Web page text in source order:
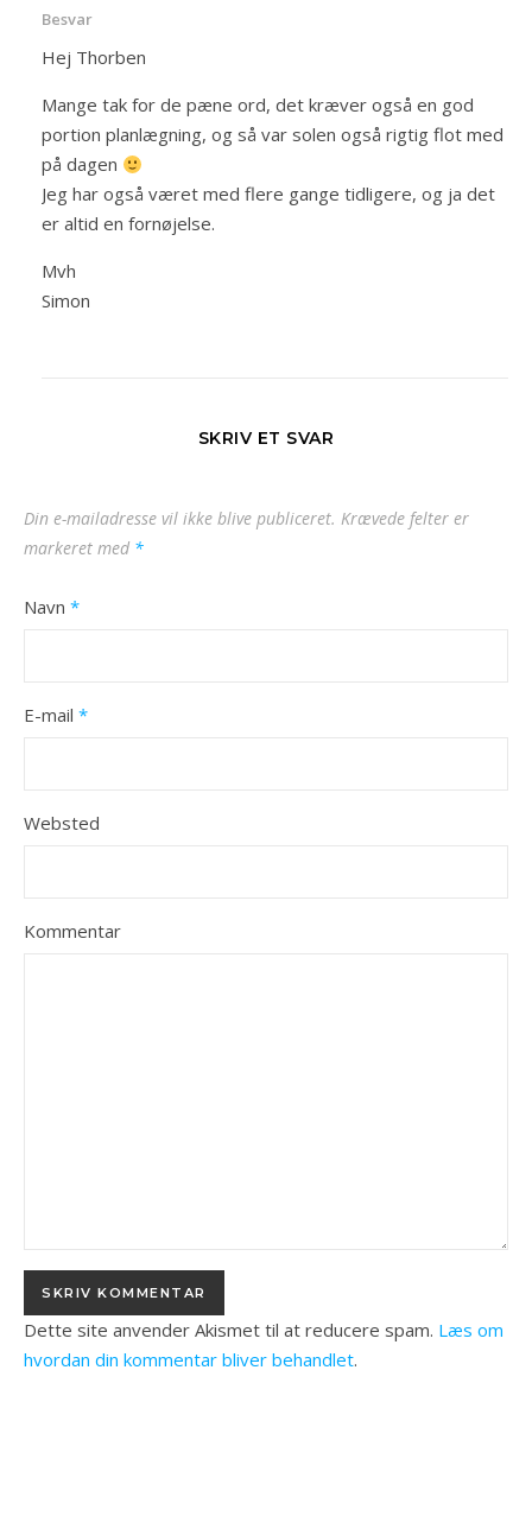
Besvar
Hej Thorben
Mange tak for de pæne ord, det kræver også en god
portion planlægning, og så var solen også rigtig flot med
på dagen
Jeg har også været med flere gange tidligere, og ja det
er altid en fornøjelse.
Mvh
Simon
SKRIV ET SVAR
Din e-mailadresse vil ikke blive publiceret. Krævede felter er
markeret med *
Navn *
E-mail *
Websted
Kommentar
Dette site anvender Akismet til at reducere spam. Læs om
hvordan din kommentar bliver behandlet.